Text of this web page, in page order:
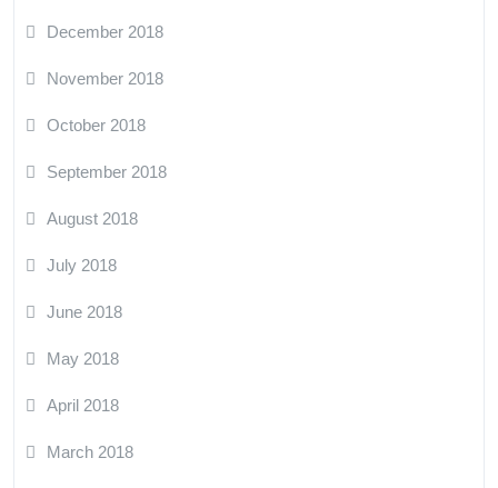
December 2018
November 2018
October 2018
September 2018
August 2018
July 2018
June 2018
May 2018
April 2018
March 2018